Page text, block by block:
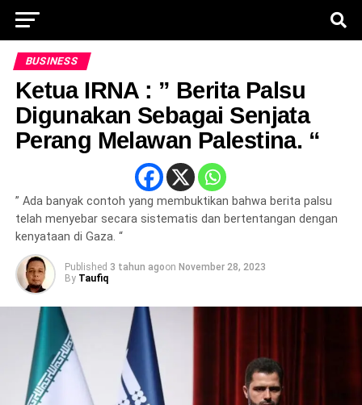
BUSINESS
Ketua IRNA : ” Berita Palsu
Digunakan Sebagai Senjata
Perang Melawan Palestina. “
” Ada banyak contoh yang membuktikan bahwa berita palsu
telah menyebar secara sistematis dan bertentangan dengan
kenyataan di Gaza. “
Published 3 tahun agoon November 28, 2023
By Taufiq